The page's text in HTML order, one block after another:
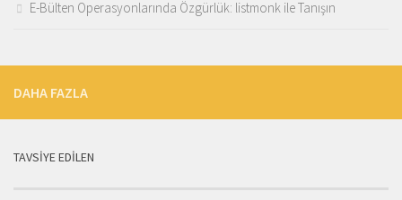
E-Bülten Operasyonlarında Özgürlük: listmonk ile Tanışın
DAHA FAZLA
TAVSİYE EDİLEN